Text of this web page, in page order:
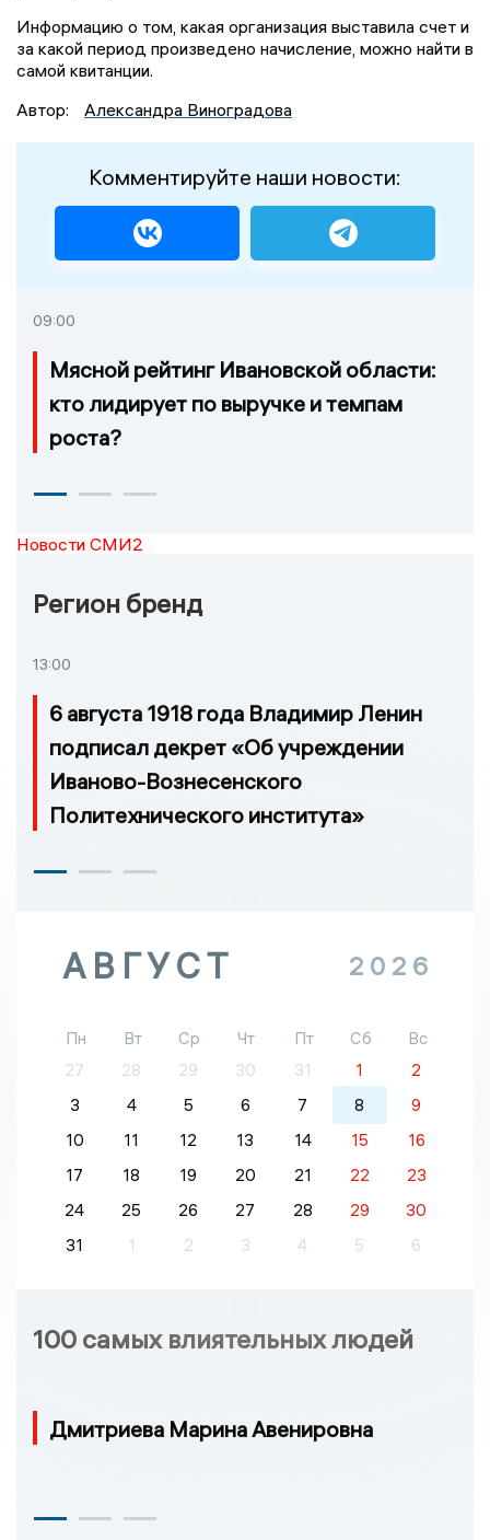
Информацию о том, какая организация выставила счет и
за какой период произведено начисление, можно найти в
самой квитанции.
Автор:
Александра Виноградова
Комментируйте наши новости:
09:00
Мясной рейтинг Ивановской области:
кто лидирует по выручке и темпам
роста?
Новости СМИ2
Регион бренд
13:00
6 августа 1918 года Владимир Ленин
подписал декрет «Об учреждении
Иваново-Вознесенского
Политехнического института»
АВГУСТ 2026
Пн Вт Ср Чт Пт Сб
Вс
27
28 29 30 31 1
2
3
4 5 6 7 8
9
10
11 12 13 14 15
16
17
18 19 20 21 22
23
24
25 26 27 28 29
30
31
1 2 3 4 5 6
100 самых влиятельных людей
Дмитриева Марина Авенировна